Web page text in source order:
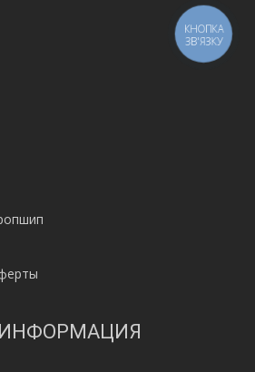
КНОПКА
ЗВ'ЯЗКУ